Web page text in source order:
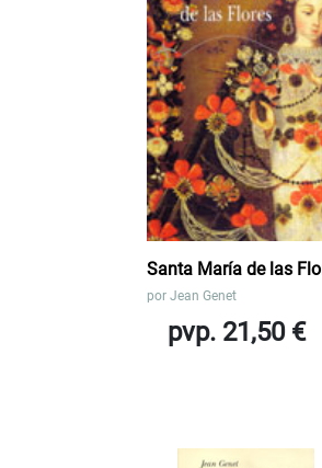
Santa María de las
por Jean Genet
pvp. 21,50 €